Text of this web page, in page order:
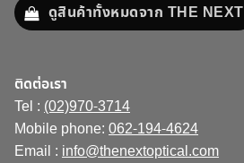
ดูสินค้าทั้งหมดจาก THE NEXT
ติดต่อเรา
Tel : (02)970-3714
Mobile phone: 062-194-4624
Email : info@thenextoptical.com